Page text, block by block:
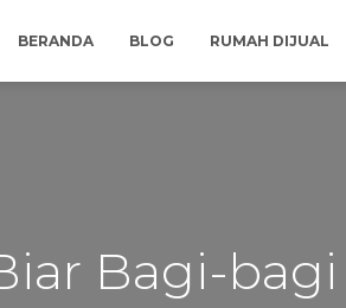
BERANDA BLOG RUMAH DIJUAL
Bagi-bagi